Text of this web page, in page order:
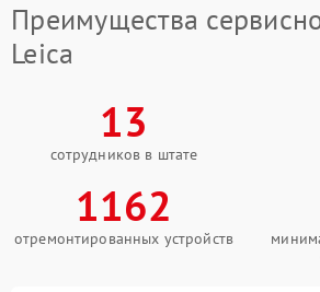
Преимущества
Leica
13
сотрудников в штате
1162
отремонтированных устройств